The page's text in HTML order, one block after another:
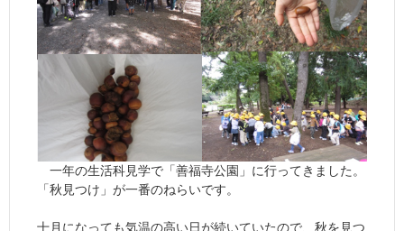
一年の生活科見学で「善福寺公園」に行ってきました。
「秋見つけ」が一番のねらいです。
十月になっても気温の高い日が続いていたので、秋を見つ